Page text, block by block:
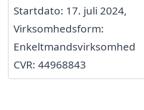
Startdato: 17. juli 2024,
Virksomhedsform:
Enkeltmandsvirksomhed
CVR: 44968843